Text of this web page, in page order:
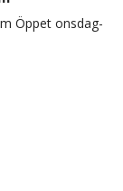
Öppet onsdag-